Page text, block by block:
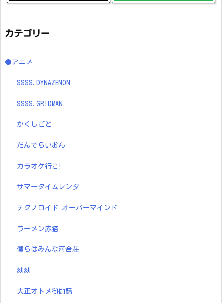
カテゴリー
●アニメ
SSSS.DYNAZENON
SSSS.GRIDMAN
かくしごと
だんでらいおん
カラオケ行こ!
サマータイムレンダ
テクノロイド オーバーマインド
ラーメン赤猫
僕らはみんな河合荘
刻刻
大正オトメ御伽話